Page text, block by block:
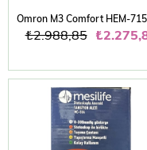
₺2.988,85